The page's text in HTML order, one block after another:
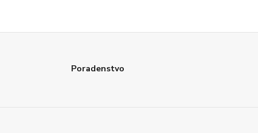
Poradenstvo